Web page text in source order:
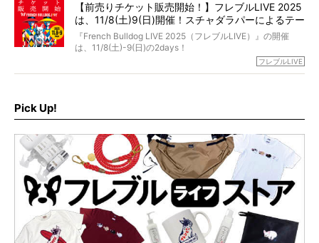
day1の司会はフレブルラバーのロッチさん。day2の音楽フ
ェスには世代ど真ん中のPUFFYが出演するなど、例年以上
に豪華なラインナップ。
北は北海道、南は鹿児島県から。全国のフレンチブルドッ
グが一堂に会した「フレブルLIVE2024」の模様を、詳しく
【前売りチケット販売開始！】フレブルLIVE 2025
は、11/8(土)9(日)開催！スチャダラパーによるテー
マソング制作も決定
『French Bulldog LIVE 2025（フレブルLIVE）』の開催
は、11/8(土)-9(日)の2days！
お得な前売りチケット、いよいよ販売スタートです！
ど、内容盛りだくさんでお送りしていますので、最後まで
お見逃しなく！
フレブルLIVE
Pick Up!